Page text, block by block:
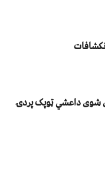
شوی داعشي ټوپک پردۍ